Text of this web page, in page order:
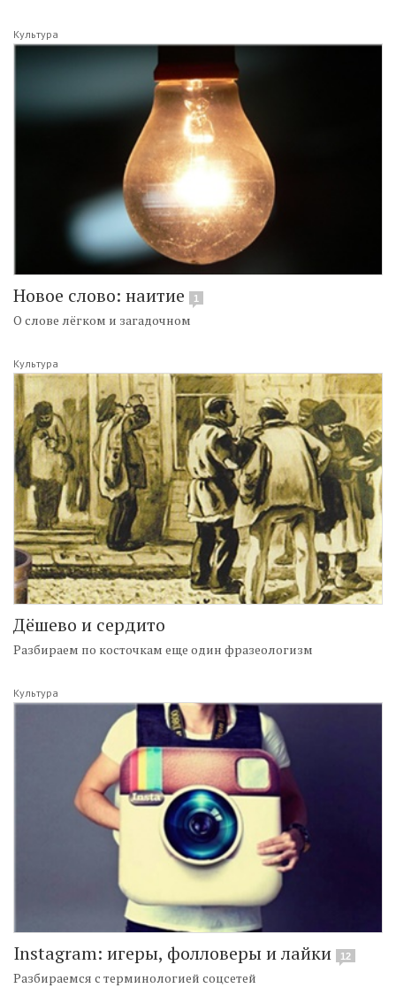
Культура
Новое слово: наитие 1
О слове лёгком и загадочном
Культура
Дёшево и сердито
Разбираем по косточкам еще один фразеологизм
Культура
Instagram: игеры, фолловеры и лайки 12
Разбираемся с терминологией соцсетей